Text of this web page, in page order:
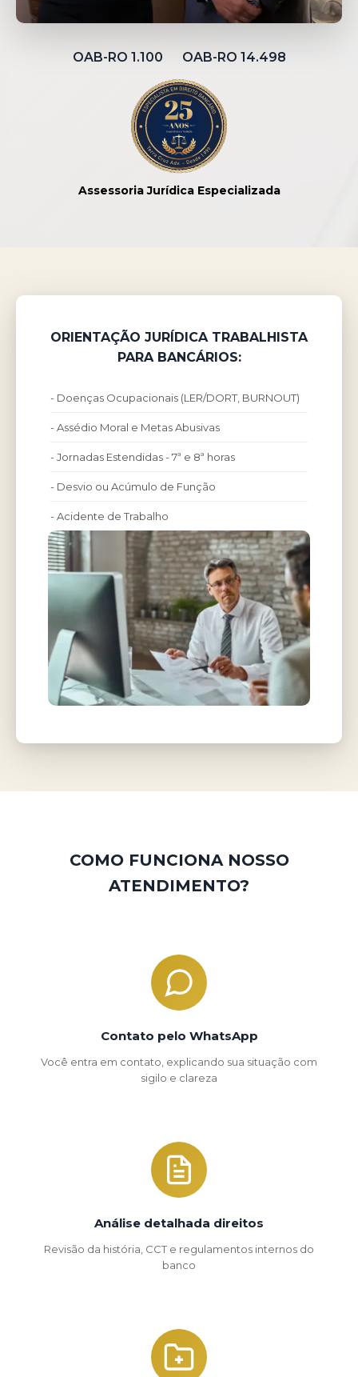
OAB-RO 1.100 OAB-RO 14.498
Assessoria Jurídica Especializada
ORIENTAÇÃO JURÍDICA TRABALHISTA
PARA BANCÁRIOS:
- Doenças Ocupacionais (LER/DORT, BURNOUT)
- Assédio Moral e Metas Abusivas
- Jornadas Estendidas - 7ª e 8ª horas
- Desvio ou Acúmulo de Função
- Acidente de Trabalho
COMO FUNCIONA NOSSO
ATENDIMENTO?
Contato pelo WhatsApp
Você entra em contato, explicando sua situação com
sigilo e clareza
Análise detalhada direitos
Revisão da história, CCT e regulamentos internos do
banco